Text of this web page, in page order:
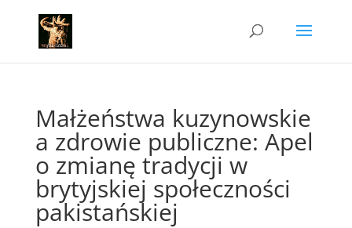
Małżeństwa kuzynowskie
a zdrowie publiczne: Apel
o zmianę tradycji w
brytyjskiej społeczności
pakistańskiej